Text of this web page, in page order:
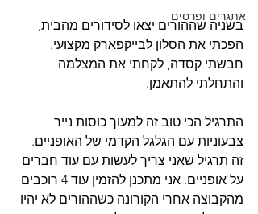
אתגרים ופרסים
בשניה שההורים יצאו לסידורים מהבית,
הפכתי את הסלון לבייקפארק מקצועי.
חבשתי קסדה, לקחתי את המצלמה
והתחלתי להתאמן.
התרגיל הכי טוב זה למעוך כוסות נייר
צבעוניות עם הגלגל הקדמי של האופניים.
זה תרגיל שאני צריך לעשות עם עוד חברים
על אופניים. אני מתכנן להזמין עוד 4 רוכבים
מהקבוצה אחרי הקורונה כשההורים לא יהיו